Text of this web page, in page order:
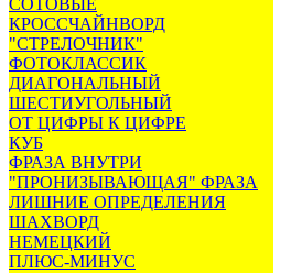
СОТОВЫЕ
КРОССЧАЙНВОРД
"СТРЕЛОЧНИК"
ФОТОКЛАССИК
ДИАГОНАЛЬНЫЙ
ШЕСТИУГОЛЬНЫЙ
ОТ ЦИФРЫ К ЦИФРЕ
КУБ
ФРАЗА ВНУТРИ
"ПРОНИЗЫВАЮЩАЯ" ФРАЗА
ЛИШНИЕ ОПРЕДЕЛЕНИЯ
ШАХВОРД
НЕМЕЦКИЙ
ПЛЮС-МИНУС